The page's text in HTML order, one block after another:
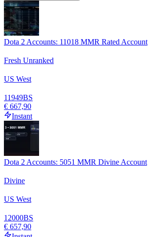
Dota 2 Accounts: 11018 MMR Rated Account
Fresh Unranked
US West
11949BS
€ 667,90
Instant
Dota 2 Accounts: 5051 MMR Divine Account
Divine
US West
12000BS
€ 657,90